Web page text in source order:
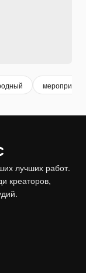
лучших работ.
креаторов,